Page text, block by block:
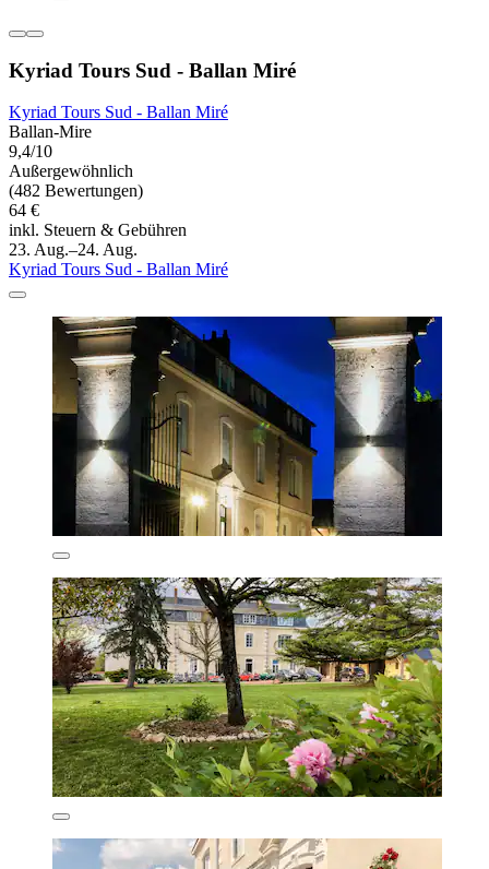
Kyriad Tours Sud - Ballan Miré
Kyriad Tours Sud - Ballan Miré
Ballan-Mire
9,4/10
Außergewöhnlich
(482 Bewertungen)
64 €
inkl. Steuern & Gebühren
23. Aug.–24. Aug.
Kyriad Tours Sud - Ballan Miré